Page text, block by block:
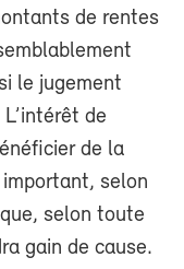
de rentes
le jugement
de
de la
important, selon
selon toute
gain de cause.